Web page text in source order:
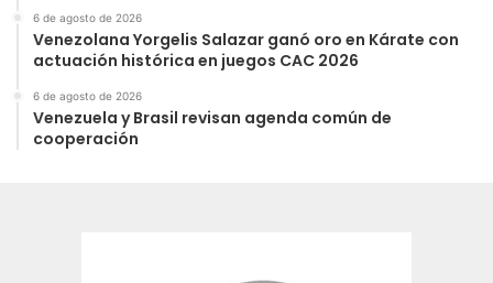
6 de agosto de 2026
Venezolana Yorgelis Salazar ganó oro en Kárate con
actuación histórica en juegos CAC 2026
6 de agosto de 2026
Venezuela y Brasil revisan agenda común de
cooperación